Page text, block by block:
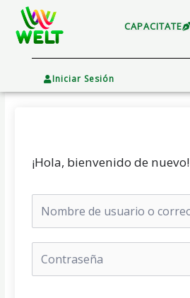
contenido
CAPACITATE
Iniciar Sesión
¡Hola, bienvenido de nuevo!